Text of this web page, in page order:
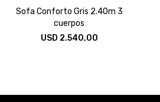
Sofa Conforto Gris 2.40m 3
cuerpos
USD 2.540,00